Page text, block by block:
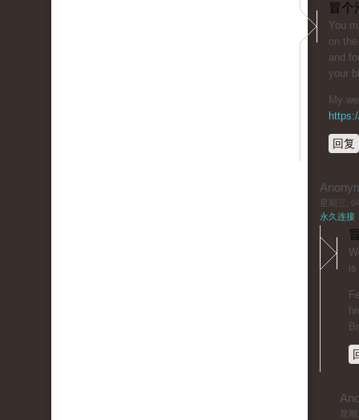
冒个
You
on
and
your
My
回复
星期三,
永久连接
is
星